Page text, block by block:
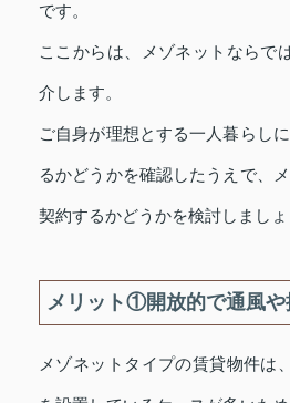
です。
ここからは、メゾネットならで
介します。
ご自身が理想とする一人暮らし
るかどうかを確認したうえで、
契約するかどうかを検討しましょ
メリット①開放的で通風や
メゾネットタイプの賃貸物件は